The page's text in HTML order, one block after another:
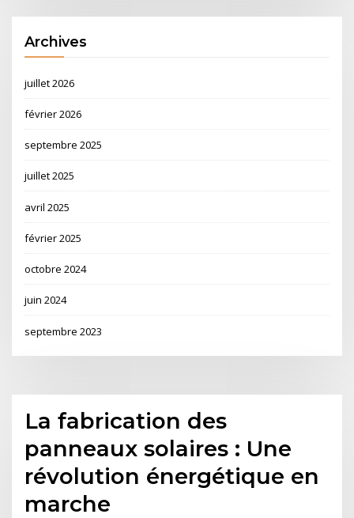
Archives
juillet 2026
février 2026
septembre 2025
juillet 2025
avril 2025
février 2025
octobre 2024
juin 2024
septembre 2023
La fabrication des
panneaux solaires : Une
révolution énergétique en
marche